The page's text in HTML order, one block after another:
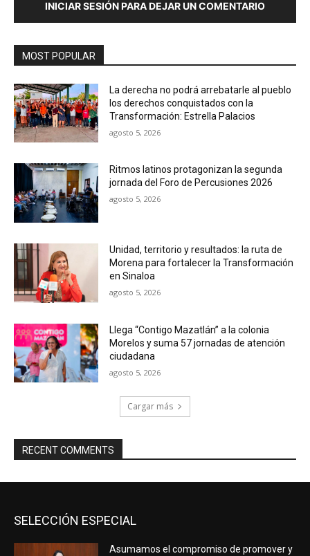
INICIAR SESIÓN PARA DEJAR UN COMENTARIO
MOST POPULAR
La derecha no podrá arrebatarle al pueblo
los derechos conquistados con la
Transformación: Estrella Palacios
agosto 5, 2026
Ritmos latinos protagonizan la segunda
jornada del Foro de Percusiones 2026
agosto 5, 2026
Unidad, territorio y resultados: la ruta de
Morena para fortalecer la Transformación
en Sinaloa
agosto 5, 2026
Llega “Contigo Mazatlán” a la colonia
Morelos y suma 57 jornadas de atención
ciudadana
agosto 5, 2026
Cargar más
RECENT COMMENTS
SELECCIÓN ESPECIAL
Asumamos el compromiso de promover y